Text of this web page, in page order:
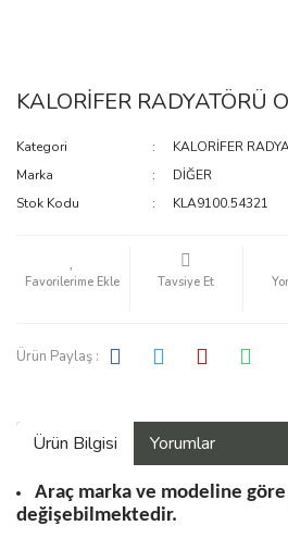
KALORİFER RADYATÖRÜ
Kategori
KALORİFER
Marka
DİĞER
Stok Kodu
KLA9100.54321
Tavsiye Et
Ürün Paylaş :
Ürün Bilgisi Yorumlar
Araç marka ve modeline
değişebilmektedir.